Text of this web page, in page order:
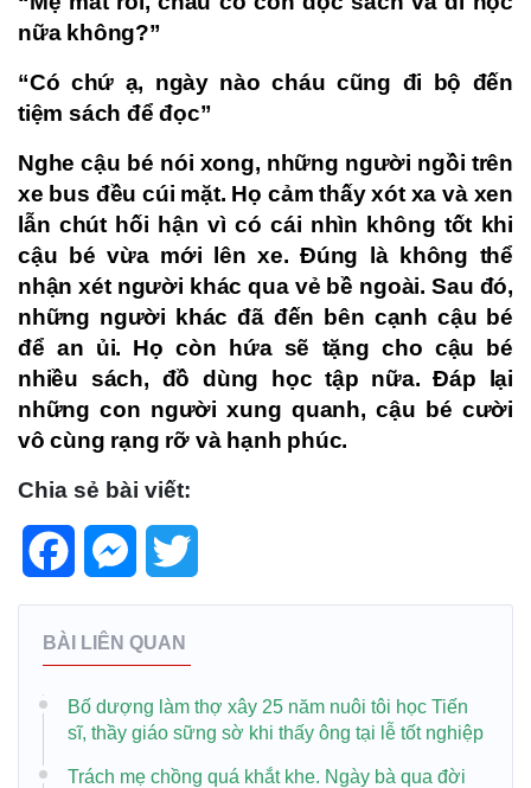
nữa không?”
“Có chứ ạ, ngày nào cháu cũng đi bộ đến
tiệm sách để đọc”
Nghe cậu bé nói xong, những người ngồi trên
xe bus đều cúi mặt. Họ cảm thấy xót xa và xen
lẫn chút hối hận vì có cái nhìn không tốt khi
cậu bé vừa mới lên xe. Đúng là không thể
nhận xét người khác qua vẻ bề ngoài. Sau đó,
những người khác đã đến bên cạnh cậu bé
để an ủi. Họ còn hứa sẽ tặng cho cậu bé
nhiều sách, đồ dùng học tập nữa. Đáp lại
những con người xung quanh, cậu bé cười
vô cùng rạng rỡ và hạnh phúc.
Chia sẻ bài viết:
FacebookMessenger
BÀI LIÊN QUAN
Bố dượng làm thợ xây 25 năm nuôi tôi học Tiến
sĩ, thầy giáo sững sờ khi thấy ông tại lễ tốt nghiệp
Trách mẹ chồng quá khắt khe. Ngày bà qua đời